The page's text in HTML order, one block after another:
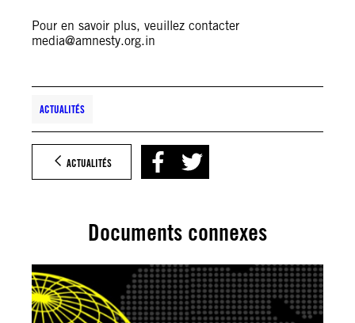
Pour en savoir plus, veuillez contacter
media@amnesty.org.in
ACTUALITÉS
ACTUALITÉS
Documents connexes